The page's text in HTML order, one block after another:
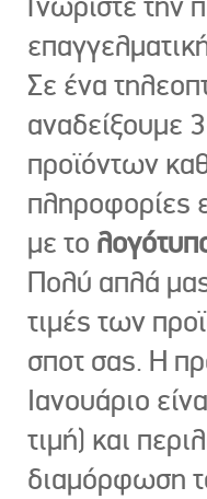
Γνωρίστε την
Σε ένα
αναδείξουμε
προϊόντων
πληροφορίες
με το
Πολύ απλά
τιμές των
σποτ σας. Η
Ιανουάριο
τιμή) και
διαμόρφωση